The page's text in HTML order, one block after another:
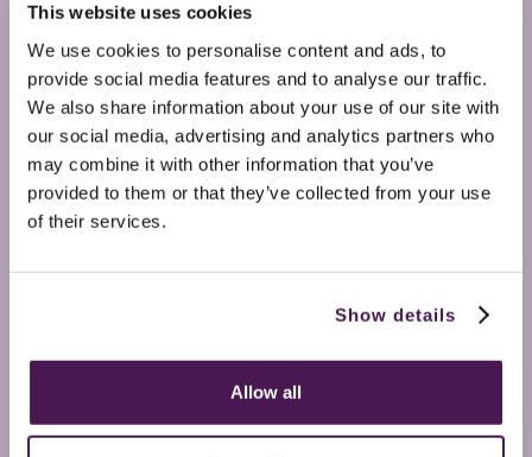
This website uses cookies
We use cookies to personalise content and ads, to
provide social media features and to analyse our traffic.
We also share information about your use of our site with
our social media, advertising and analytics partners who
may combine it with other information that you’ve
provided to them or that they’ve collected from your use
of their services.
Show details
Allow all